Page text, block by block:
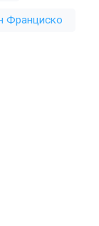
Франциско